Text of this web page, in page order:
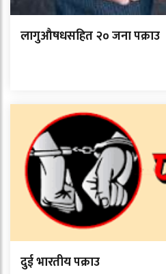
लागुऔषधसहित २० जना पक्राउ
दुई भारतीय पक्राउ